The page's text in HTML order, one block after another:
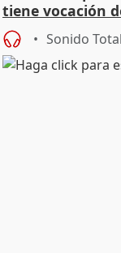
tiene vocación
Sonido